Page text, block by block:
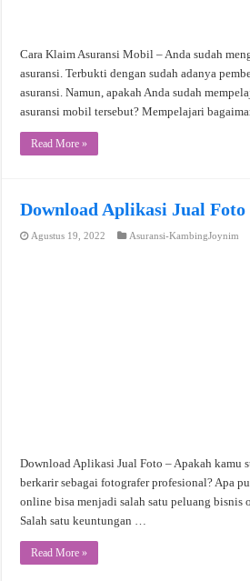
Cara Klaim Asuransi Mobil – Anda sudah
asuransi. Terbukti dengan sudah adanya
asuransi. Namun, apakah Anda sudah
asuransi mobil tersebut? Mempelajari
Read More »
Download Aplikasi Jual
Agustus 19, 2022 Asuransi-KambingJoynim
Download Aplikasi Jual Foto – Apakah kamu
berkarir sebagai fotografer profesional? Apa
online bisa menjadi salah satu peluang bisnis
Salah satu keuntungan …
Read More »